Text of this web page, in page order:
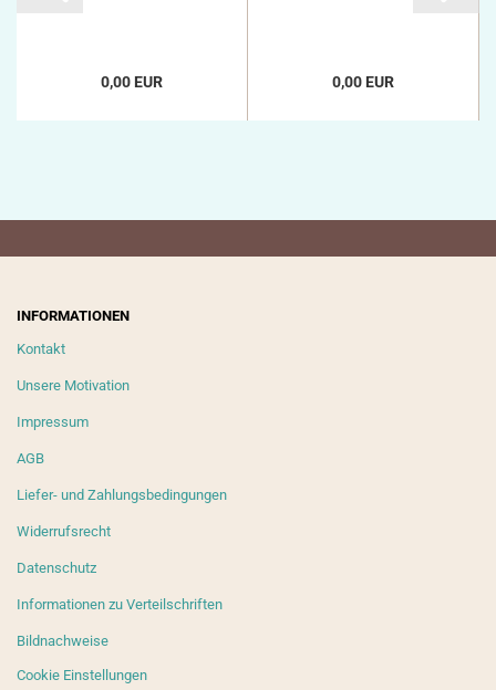
0,00 EUR 0,00 EUR
INFORMATIONEN
Kontakt
Unsere Motivation
Impressum
AGB
Liefer- und Zahlungsbedingungen
Widerrufsrecht
Datenschutz
Informationen zu Verteilschriften
Bildnachweise
Cookie Einstellungen